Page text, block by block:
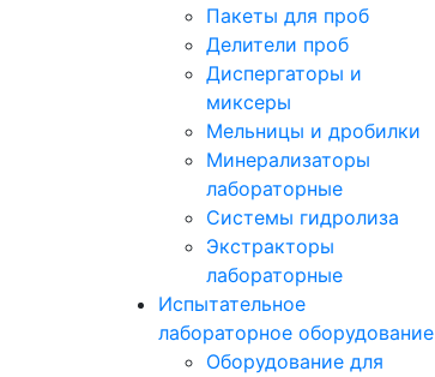
Пакеты для проб
Делители проб
Диспергаторы и
миксеры
Мельницы и дробилки
Минерализаторы
лабораторные
Системы гидролиза
Экстракторы
лабораторные
Испытательное
лабораторное оборудование
Оборудование для